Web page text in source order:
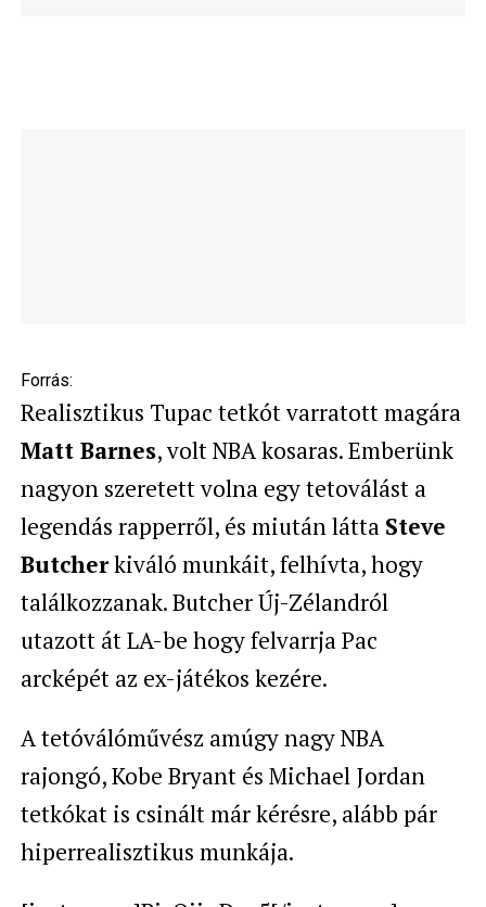
Forrás:
Realisztikus Tupac tetkót varratott magára
Matt Barnes, volt NBA kosaras. Emberünk
nagyon szeretett volna egy tetoválást a
legendás rapperről, és miután látta Steve
Butcherkiváló munkáit, felhívta, hogy
találkozzanak. Butcher Új-Zélandról
utazott át LA-be hogy felvarrja Pac
arcképét az ex-játékos kezére.
A tetóválóművész amúgy nagy NBA
rajongó,Kobe Bryant és Michael Jordan
tetkókat is csinált már kérésre, alább pár
hiperrealisztikus munkája.